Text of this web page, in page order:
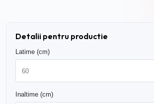
Detalii pentru productie
Latime (cm)
Inaltime (cm)